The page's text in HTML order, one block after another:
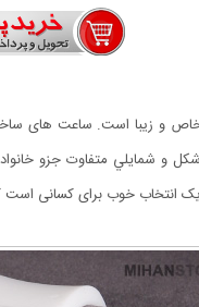
خوب برای کسانی است